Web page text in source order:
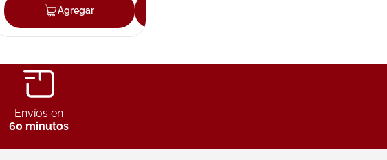
AgregarAgregar
Envíos en
60 minutos